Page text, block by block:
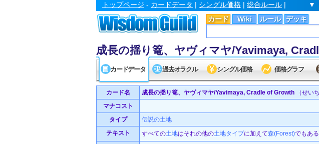
カード Wiki ルール デッキ
トップページ - カードデータ | シングル価格 | 総合ルール | ▼
成長の揺り篭、ヤヴィマヤ/Yavimaya,
カードデータ 過去オラクル シングル価格 価格グラフ
カード名 成長の揺り篭、ヤヴィマヤ/Yavimaya, Cradle of Growth （せい
マナコスト
タイプ
伝説の土地
テキスト
すべての土地はそれの他の土地タイプに加えて森(Forest)でもある